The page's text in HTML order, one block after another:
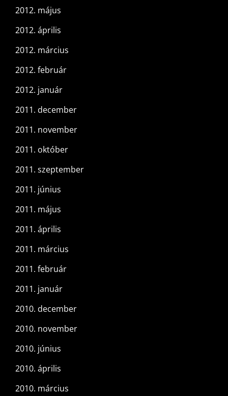
2012. május
2012. április
2012. március
2012. február
2012. január
2011. december
2011. november
2011. október
2011. szeptember
2011. június
2011. május
2011. április
2011. március
2011. február
2011. január
2010. december
2010. november
2010. június
2010. április
2010. március